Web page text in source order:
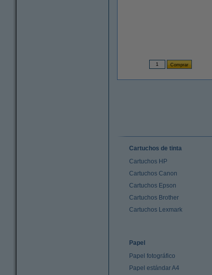
Cartuchos de tinta
Cartuchos HP
Cartuchos Canon
Cartuchos Epson
Cartuchos Brother
Cartuchos Lexmark
Papel
Papel fotográfico
Papel estándar A4